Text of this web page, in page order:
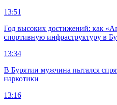
13:51
Год высоких достижений: как
спортивную инфраструктуру в
13:34
В Бурятии мужчина пытался
наркотики
13:16